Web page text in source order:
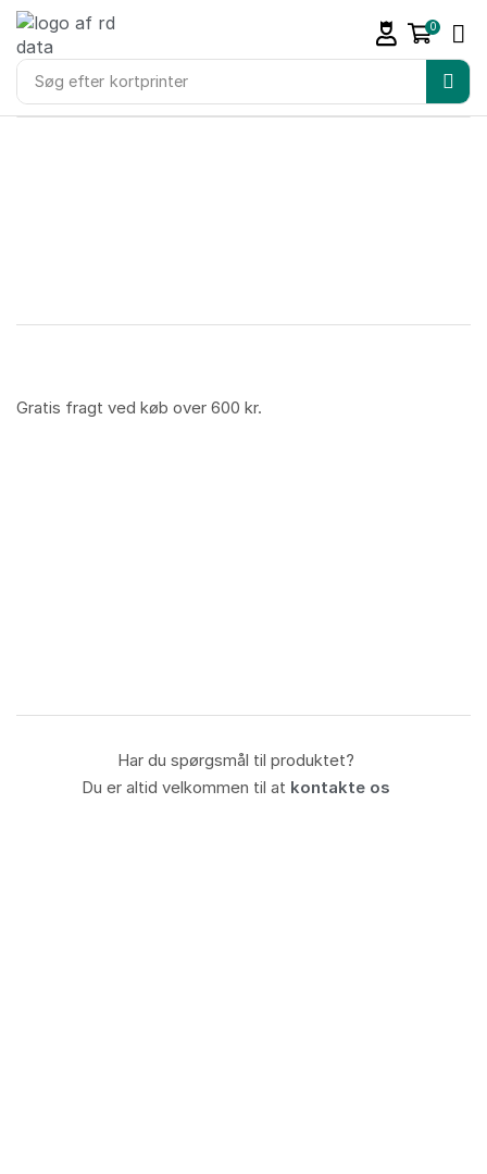
Søg efter kortprinter
0
Gratis fragt ved køb over 600 kr.
Har du spørgsmål til produktet?
Du er altid velkommen til at kontakte os